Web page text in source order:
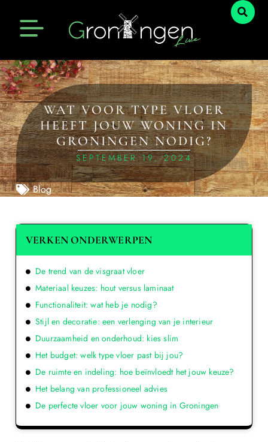
WAT VOOR TYPE VLOER
HEEFT JOUW WONING IN
GRONINGEN NODIG?
SEPTEMBER 19, 2024
Blog
VERKEN ONDERWERPEN
De trend van de visgraat vloer
Materiaal keuzes: hout versus laminaat
Functionaliteit: wat heb je nodig?
Stijl en decoratie: een verlenging van je interieur
Duurzaamheid en onderhoud: kies slim
Het budget: welk type vloer past bij jou?
De ruimte en indeling: hoe beïnvloedt het jouw keuze?
Het belang van professioneel advies
De perfecte vloer voor jouw woning in Groningen